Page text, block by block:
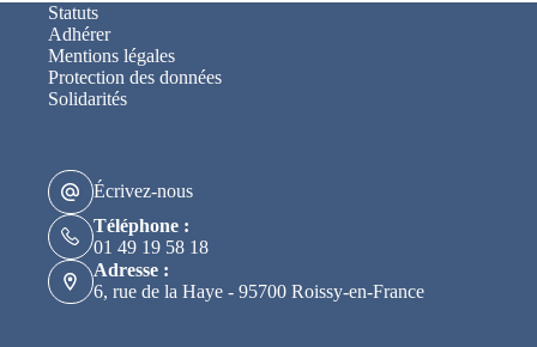
Statuts
Adhérer
Mentions légales
Protection des données
Solidarités
Écrivez-nous
Téléphone :
01 49 19 58 18
Adresse :
6, rue de la Haye - 95700 Roissy-en-France